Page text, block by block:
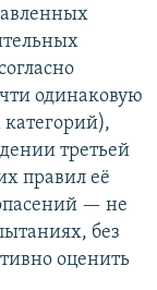
одинаковую
категорий),
третьей
правил её
— не
без
оценить